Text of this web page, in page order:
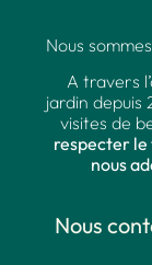
Nous
A travers
jardin depuis
visites de
respecter le
nous
Nous